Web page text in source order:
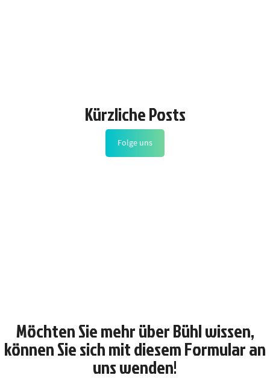
Kürzliche Posts
Folge uns
Möchten Sie mehr über Bühl wissen,
können Sie sich mit diesem Formular an
uns wenden!